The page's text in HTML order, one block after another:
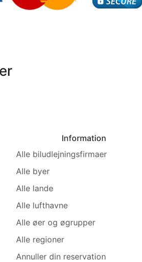
Information
Alle biludlejningsfirmaer
Alle byer
Alle lande
Alle lufthavne
Alle øer og øgrupper
Alle regioner
Annuller din reservation